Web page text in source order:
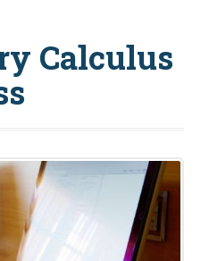
Calculus